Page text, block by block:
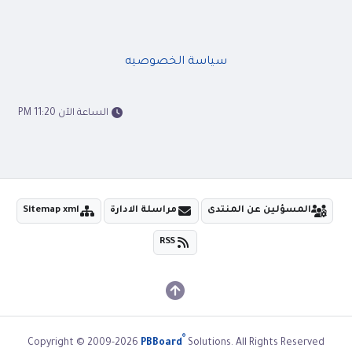
سياسة الخصوصيه
الساعة الآن 11:20 PM
المسؤلين عن المنتدى مراسلة الادارة Sitemap xml
RSS
Copyright © 2009-2026 PBBoard® Solutions. All Rights Reserved